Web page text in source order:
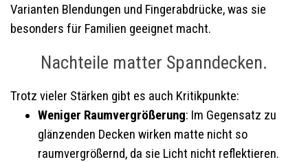
Varianten Blendungen und Fingerabdrücke, was sie
besonders für Familien geeignet macht.
Nachteile matter Spanndecken.
Trotz vieler Stärken gibt es auch Kritikpunkte:
Weniger Raumvergrößerung: Im Gegensatz zu
glänzenden Decken wirken matte nicht so
raumvergrößernd, da sie Licht nicht reflektieren.